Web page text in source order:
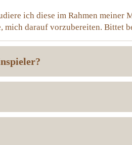
ich diese im Rahmen meiner
darauf vorzubereiten. Bittet